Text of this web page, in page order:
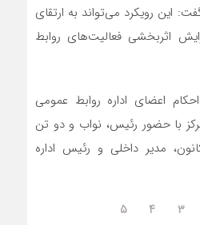
این رویکرد می‌تواند به ارتقای
اثربخشی فعالیت‌های روابط
اعضای اداره روابط عمومی
با حضور رئیس، نواب و دو تن
مدیر داخلی و رئیس اداره
۳ ۴ ۵